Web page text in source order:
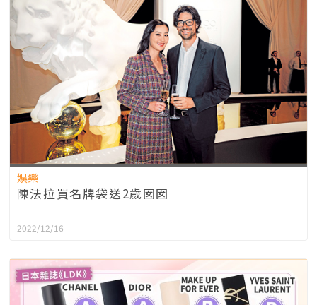
娛樂
陳法拉買名牌袋送2歲囡囡
2022/12/16